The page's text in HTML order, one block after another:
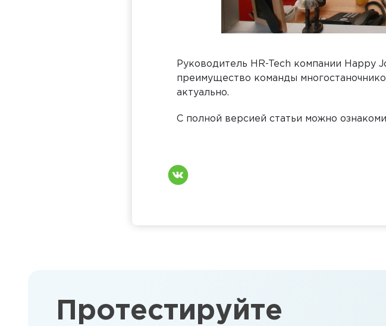
Руководитель HR-Tech компании Happy
преимущество команды
актуально.
С полной версией статьи можно
Протестируйте